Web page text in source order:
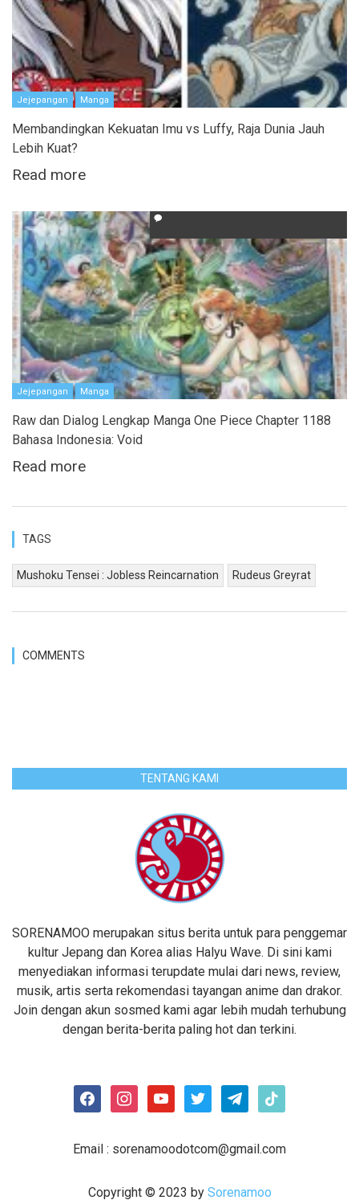
Jejepangan Manga
Membandingkan Kekuatan Imu vs Luffy, Raja Dunia Jauh
Lebih Kuat?
Read more
Jejepangan Manga
Raw dan Dialog Lengkap Manga One Piece Chapter 1188
Bahasa Indonesia: Void
Read more
TAGS
Mushoku Tensei : Jobless Reincarnation Rudeus Greyrat
COMMENTS
TENTANG KAMI
SORENAMOO merupakan situs berita untuk para penggemar
kultur Jepang dan Korea alias Halyu Wave. Di sini kami
menyediakan informasi terupdate mulai dari news, review,
musik, artis serta rekomendasi tayangan anime dan drakor.
Join dengan akun sosmed kami agar lebih mudah terhubung
dengan berita-berita paling hot dan terkini.
facebookinstagramyoutubetwitter telegramtiktok
Email : sorenamoodotcom@gmail.com
Copyright © 2023 by Sorenamoo